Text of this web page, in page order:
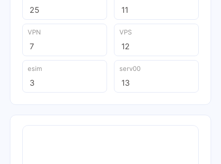
25 11
VPN
7
VPS
12
esim
3
serv00
13